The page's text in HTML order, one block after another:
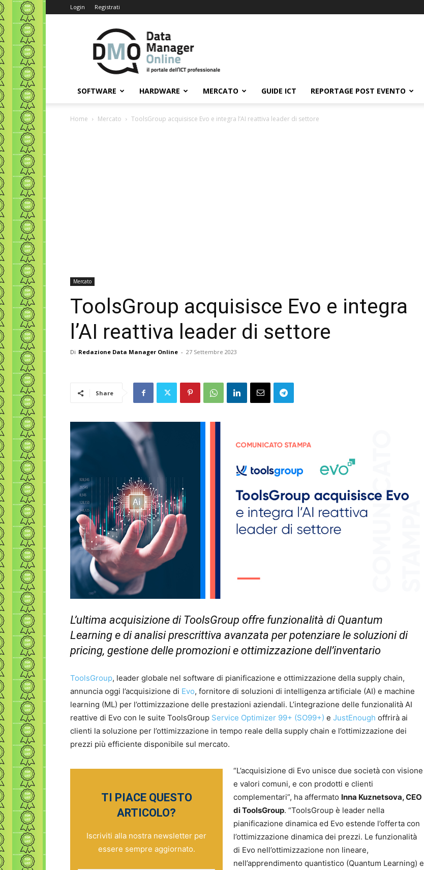
Login Registrati
Data
Manager
Online
SOFTWARE HARDWARE MERCATO GUIDE ICT REPORTAGE POST EVENTO
Home Mercato ToolsGroup acquisisce Evo e integra l’AI reattiva leader di settore
Mercato
ToolsGroup acquisisce Evo e integra
l’AI reattiva leader di settore
Di Redazione Data Manager Online - 27 Settembre 2023
Share
L’ultima acquisizione di ToolsGroup offre funzionalità di Quantum
Learning e di analisi prescrittiva avanzata per potenziare le soluzioni di
pricing, gestione delle promozioni e ottimizzazione dell’inventario
ToolsGroup, leader globale nel software di pianificazione e ottimizzazione della supply chain,
annuncia oggi l’acquisizione di Evo, fornitore di soluzioni di intelligenza artificiale (AI) e machine
learning (ML) per l’ottimizzazione delle prestazioni aziendali. L’integrazione delle funzionalità AI
reattive di Evo con le suite ToolsGroup Service Optimizer 99+ (SO99+) e JustEnough offrirà ai
clienti la soluzione per l’ottimizzazione in tempo reale della supply chain e l’ottimizzazione dei
prezzi più efficiente disponibile sul mercato.
TI PIACE QUESTO
ARTICOLO?
Iscriviti alla nostra newsletter per
essere sempre aggiornato.
“L’acquisizione di Evo unisce due società con visione
e valori comuni, e con prodotti e clienti
complementari”, ha affermato Inna Kuznetsova, CEO
di ToolsGroup. “ToolsGroup è leader nella
pianificazione dinamica ed Evo estende l’offerta con
l’ottimizzazione dinamica dei prezzi. Le funzionalità
di Evo nell’ottimizzazione non lineare,
nell’apprendimento quantistico (Quantum Learning) e